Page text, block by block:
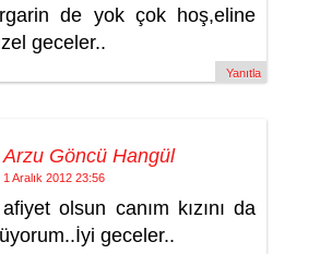
de yok çok hoş,eline
geceler..
Yanıtla
Arzu Göncü Hangül
1 Aralık 2012 23:56
afiyet olsun canım kızını da
geceler..